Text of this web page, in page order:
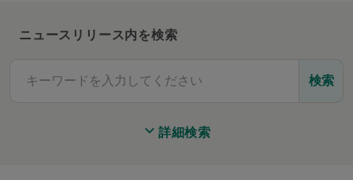
ニュースリリース内を検索
検索
詳細検索